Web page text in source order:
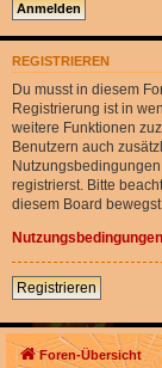
REGISTRIEREN
Du musst in diesem
Registrierung ist in
weitere Funktionen
Benutzern auch
registrierst. Bitte
diesem Board bewegst.
Nutzungsbedingungen
Registrieren
Foren-Übersicht